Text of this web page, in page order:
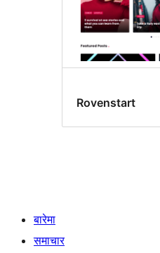
Rovenstart
बारेमा
समाचार